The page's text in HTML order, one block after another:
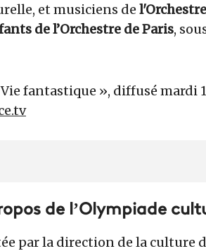
et musiciens de
de l’Orchestre de Paris,
fantastique », diffusé mardi
de l’Olympiade
par la direction de la culture